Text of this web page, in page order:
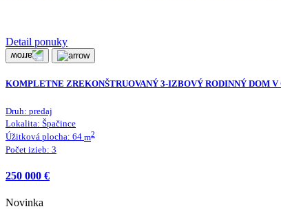
Detail ponuky
KOMPLETNE ZREKONŠTRUOVANÝ 3-IZBOVÝ RODINNÝ DOM V
Druh: predaj
Lokalita: Špačince
Úžitková plocha: 64 m2
Počet izieb: 3
250 000 €
Novinka